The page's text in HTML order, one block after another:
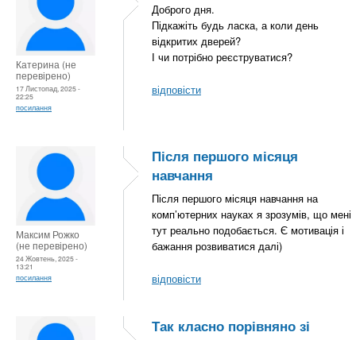
Катерина (не
перевірено)
17 Листопад, 2025 -
22:25
посилання
Доброго дня.
Підкажіть будь ласка, а коли день
відкритих дверей?
І чи потрібно реєструватися?
відповісти
Максим Рожко
(не перевірено)
24 Жовтень, 2025 -
13:21
посилання
Після першого місяця
навчання
Після першого місяця навчання на
комп’ютерних науках я зрозумів, що мені
тут реально подобається. Є мотивація і
бажання розвиватися далі)
відповісти
Так класно порівняно зі